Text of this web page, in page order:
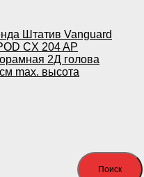
Штатив Vanguard
CX 204 AP
2Д голова
max. высота
Поиск